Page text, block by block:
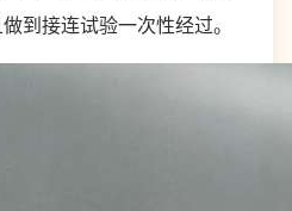
到接连试验一次性经过。